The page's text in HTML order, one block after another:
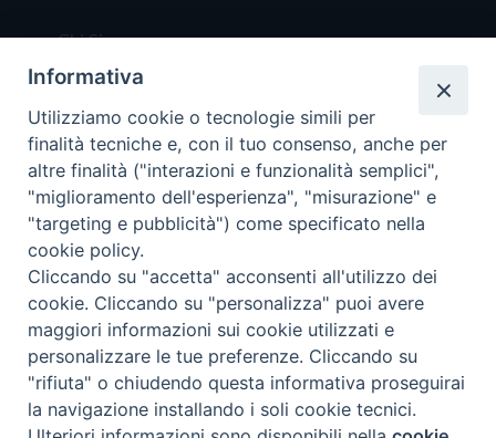
Chi Siamo
Redazione
Scrivici
Copyright © 2019 - Tutti i diritti riservati - Vita
Trentina Editrice
Privacy Policy
Torna
Informativa
Utilizziamo cookie o tecnologie simili per
finalità tecniche e, con il tuo consenso, anche per
altre finalità ("interazioni e funzionalità semplici",
"miglioramento dell'esperienza", "misurazione" e
"targeting e pubblicità") come specificato nella
cookie policy.
Cliccando su "accetta" acconsenti all'utilizzo dei
cookie. Cliccando su "personalizza" puoi avere
maggiori informazioni sui cookie utilizzati e
personalizzare le tue preferenze. Cliccando su
"rifiuta" o chiudendo questa informativa proseguirai
la navigazione installando i soli cookie tecnici.